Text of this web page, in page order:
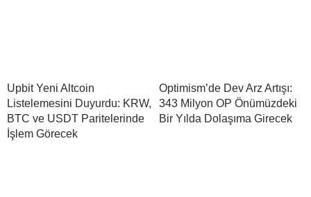
Upbit Yeni Altcoin
Listelemesini Duyurdu: KRW,
BTC ve USDT Paritelerinde
İşlem Görecek
Optimism’de Dev Arz Artışı:
343 Milyon OP Önümüzdeki
Bir Yılda Dolaşıma Girecek